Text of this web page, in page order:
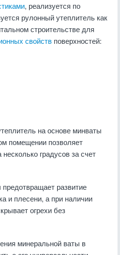
, реализуется по
рулонный утеплитель как
строительстве для
свойств поверхностей:
на основе минваты
помещении позволяет
градусов за счет
развитие
и плесени, а при наличии
огрехи без
минеральной ваты в